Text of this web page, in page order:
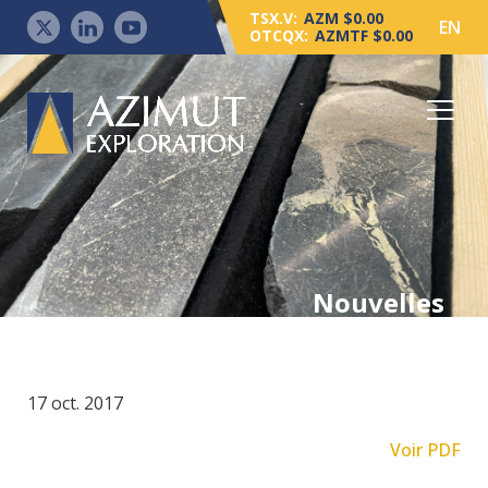
TSX.V: AZM $0.00
OTCQX: AZMTF $0.00 EN
Nouvelles
17 oct. 2017
Voir PDF